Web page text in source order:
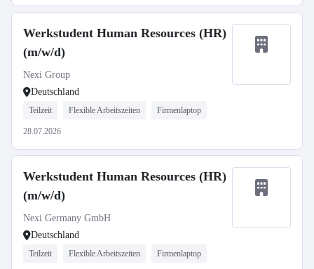
Werkstudent Human Resources (HR)
(m/w/d)
Nexi Group
Deutschland
Teilzeit Flexible Arbeitszeiten Firmenlaptop
28.07.2026
Werkstudent Human Resources (HR)
(m/w/d)
Nexi Germany GmbH
Deutschland
Teilzeit Flexible Arbeitszeiten Firmenlaptop